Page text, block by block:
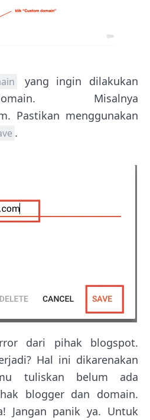
yang ingin dilakukan
Misalnya
Pastikan menggunakan
.
dari pihak blogspot.
Hal ini dikarenakan
tuliskan belum ada
blogger dan domain.
Jangan panik ya. Untuk